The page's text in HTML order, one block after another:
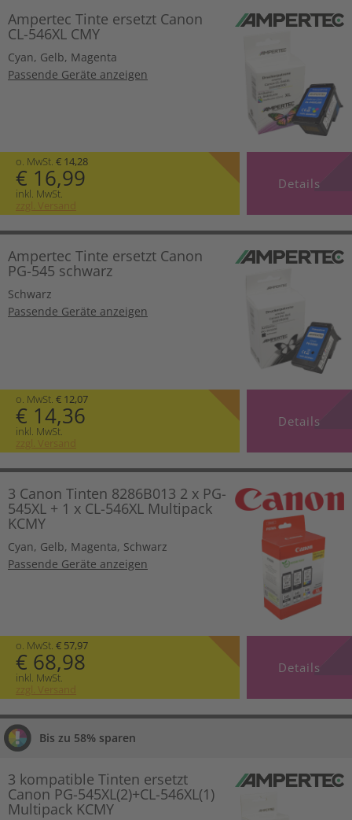
Ampertec Tinte ersetzt Canon
CL-546XL CMY
Cyan, Gelb, Magenta
Passende Geräte anzeigen
o. MwSt. € 14,28
€ 16,99
inkl. MwSt.
zzgl. Versand
Details
Ampertec Tinte ersetzt Canon
PG-545 schwarz
Schwarz
Passende Geräte anzeigen
o. MwSt. € 12,07
€ 14,36
inkl. MwSt.
zzgl. Versand
Details
3 Canon Tinten 8286B013 2 x PG-
545XL + 1 x CL-546XL Multipack
KCMY
Cyan, Gelb, Magenta, Schwarz
Passende Geräte anzeigen
o. MwSt. € 57,97
€ 68,98
inkl. MwSt.
zzgl. Versand
Details
Bis zu 58% sparen
3 kompatible Tinten ersetzt
Canon PG-545XL(2)+CL-546XL(1)
Multipack KCMY